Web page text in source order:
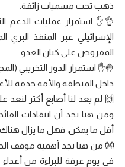
ذهب تحت مسميات زائفة.
👌✋ استمرار عمليات الدعم
الإسرائيلي عبر المنفذ البري
المفروض على كيان العدو.
🤚✋ استمرار الدور التخريبي
داخل المنطقة والأمة خدمة
🙌 لم يعد لنا أصابع أكثر لنعد
ومن هنا نجد أن انتقادات
أقل ما يمكن، فهل ما يزال
👐 من هنا نجد أهمية موقف
في يوم عرفة للبراءة من أعداء